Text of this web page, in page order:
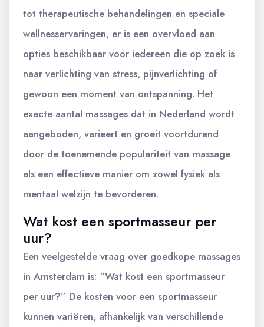
tot therapeutische behandelingen en speciale
wellnesservaringen, er is een overvloed aan
opties beschikbaar voor iedereen die op zoek is
naar verlichting van stress, pijnverlichting of
gewoon een moment van ontspanning. Het
exacte aantal massages dat in Nederland wordt
aangeboden, varieert en groeit voortdurend
door de toenemende populariteit van massage
als een effectieve manier om zowel fysiek als
mentaal welzijn te bevorderen.
Wat kost een sportmasseur per
uur?
Een veelgestelde vraag over goedkope massages
in Amsterdam is: “Wat kost een sportmasseur
per uur?” De kosten voor een sportmasseur
kunnen variëren, afhankelijk van verschillende